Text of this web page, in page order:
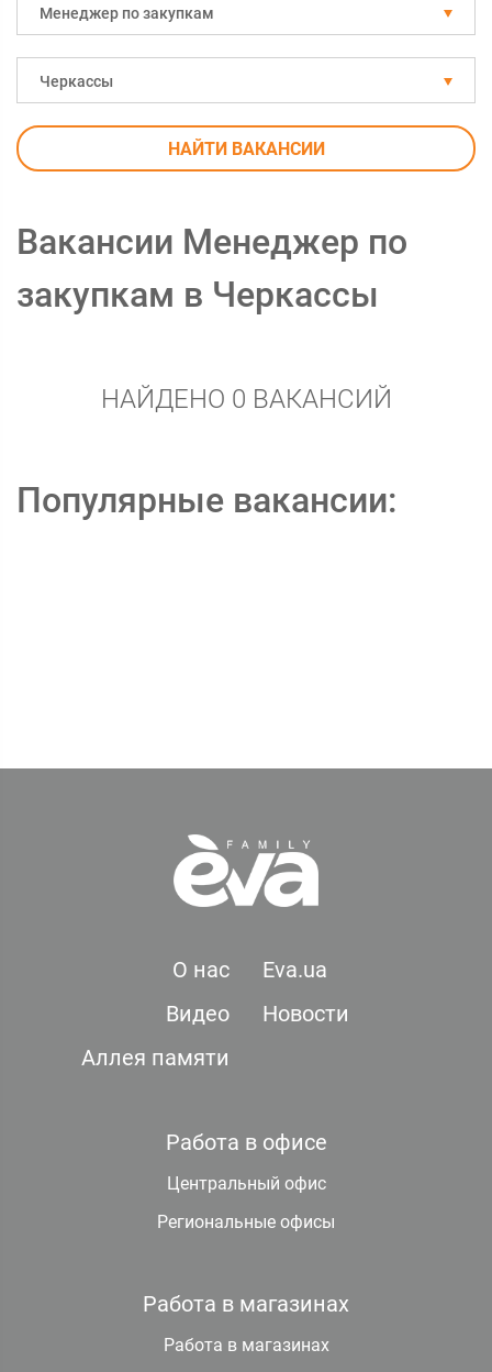
Менеджер по закупкам
Черкассы
НАЙТИ ВАКАНСИИ
Вакансии Менеджер по
закупкам в Черкассы
НАЙДЕНО 0 ВАКАНСИЙ
Популярные вакансии:
О нас
Eva.ua
Видео
Новости
Аллея памяти
Работа в офисе
Центральный офис
Региональные офисы
Работа в магазинах
Работа в магазинах